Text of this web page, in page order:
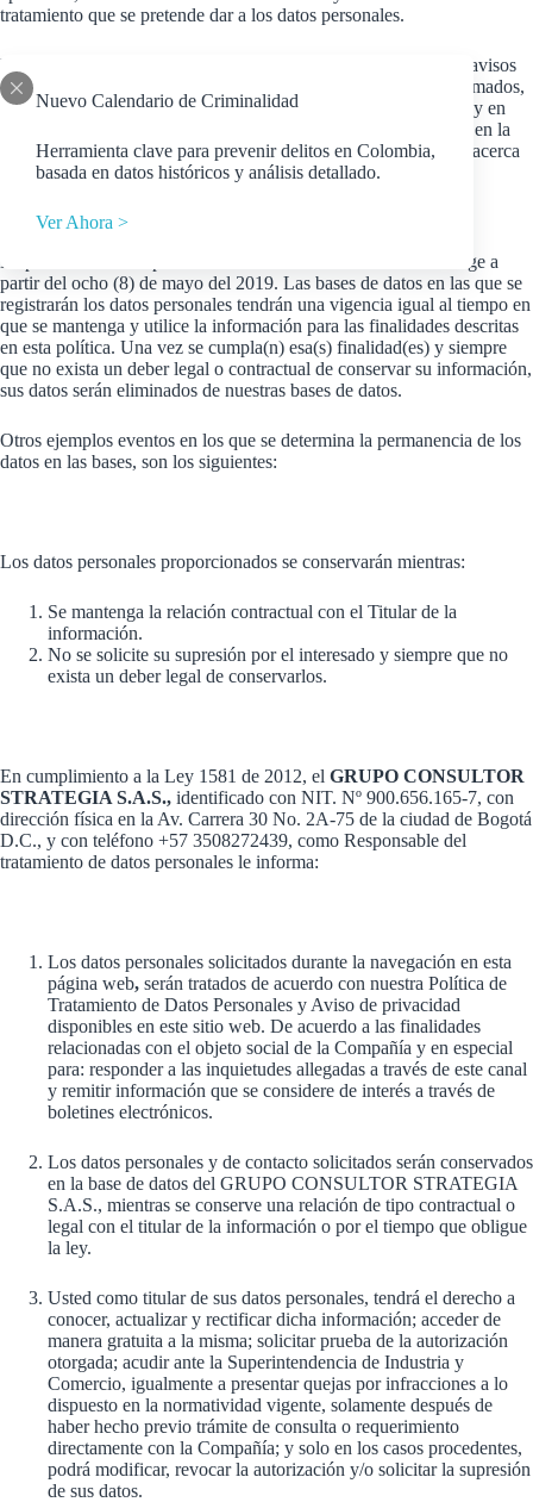
Nuevo Calendario de Criminalidad
Herramienta clave para prevenir delitos en Colombia,
basada en datos históricos y análisis detallado.
Ver Ahora >
tratamiento que se pretende dar a los datos personales.
El
empleará avisos
de privacidad para atender el derecho de los titulares a ser informados,
los cuales serán dispuestos en las comunicaciones electrónicas, y en
lugares visibles durante la realización de todo evento o reunión en la
cual se recolecten datos personales para informar a los titulares acerca
del tratamiento.
Vigencia
La presente Política para el Tratamiento de Datos Personales rige a
partir del ocho (8) de mayo del 2019. Las bases de datos en las que se
registrarán los datos personales tendrán una vigencia igual al tiempo en
que se mantenga y utilice la información para las finalidades descritas
en esta política. Una vez se cumpla(n) esa(s) finalidad(es) y siempre
que no exista un deber legal o contractual de conservar su información,
sus datos serán eliminados de nuestras bases de datos.
Otros ejemplos eventos en los que se determina la permanencia de los
datos en las bases, son los siguientes:
Los datos personales proporcionados se conservarán mientras:
Se mantenga la relación contractual con el Titular de la
información.
No se solicite su supresión por el interesado y siempre que no
exista un deber legal de conservarlos.
En cumplimiento a la Ley 1581 de 2012, el GRUPO CONSULTOR
STRATEGIA S.A.S., identificado con NIT. Nº 900.656.165-7, con
dirección física en la Av. Carrera 30 No. 2A-75 de la ciudad de Bogotá
D.C., y con teléfono +57 3508272439, como Responsable del
tratamiento de datos personales le informa:
Los datos personales solicitados durante la navegación en esta
página web, serán tratados de acuerdo con nuestra Política de
Tratamiento de Datos Personales y Aviso de privacidad
disponibles en este sitio web. De acuerdo a las finalidades
relacionadas con el objeto social de la Compañía y en especial
para: responder a las inquietudes allegadas a través de este canal
y remitir información que se considere de interés a través de
boletines electrónicos.
Los datos personales y de contacto solicitados serán conservados
en la base de datos del GRUPO CONSULTOR STRATEGIA
S.A.S., mientras se conserve una relación de tipo contractual o
legal con el titular de la información o por el tiempo que obligue
la ley.
Usted como titular de sus datos personales, tendrá el derecho a
conocer, actualizar y rectificar dicha información; acceder de
manera gratuita a la misma; solicitar prueba de la autorización
otorgada; acudir ante la Superintendencia de Industria y
Comercio, igualmente a presentar quejas por infracciones a lo
dispuesto en la normatividad vigente, solamente después de
haber hecho previo trámite de consulta o requerimiento
directamente con la Compañía; y solo en los casos procedentes,
podrá modificar, revocar la autorización y/o solicitar la supresión
de sus datos.